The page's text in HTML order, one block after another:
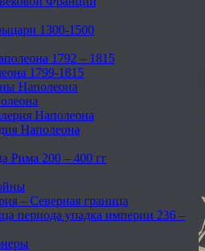
1300-1500
1792 – 1815
1799-1815
Наполеона
Наполеона
Наполеона
Рима 200 – 400 гг
– Северная граница
периода упадка империи 236 –